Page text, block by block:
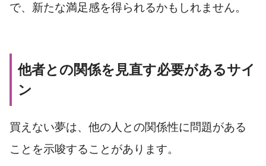
で、新たな満足感を得られるかもしれません。
他者との関係を見直す必要があるサイ
ン
買えない夢は、他の人との関係性に問題がある
ことを示唆することがあります。